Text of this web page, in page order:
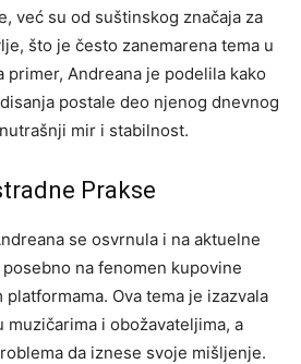
već su od suštinskog značaja za
što je često zanemarena tema u
primer, Andreana je podelila kako
postale deo njenog dnevnog
mir i stabilnost.
Prakse
se osvrnula i na aktuelne
na fenomen kupovine
Ova tema je izazvala
muzičarima i obožavateljima, a
da iznese svoje mišljenje.